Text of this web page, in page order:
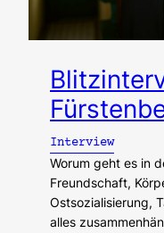
Interview
Worum geht es in
Freundschaft,
Ostsozialisierung,
alles